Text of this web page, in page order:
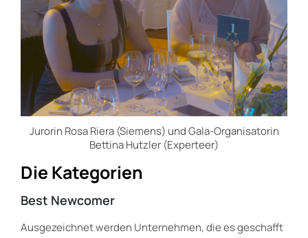
Jurorin Rosa Riera (Siemens) und Gala-Organisatorin
Bettina Hutzler (Experteer)
Die Kategorien
Best Newcomer
Ausgezeichnet werden Unternehmen, die es geschafft